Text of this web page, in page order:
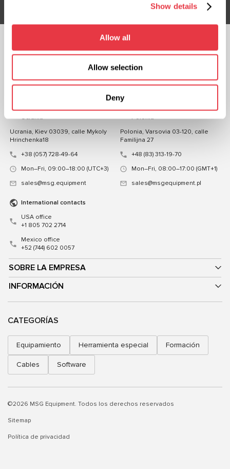
Show details
Allow all
Allow selection
Deny
CHATEA CON
SOBRE LA EMPRESA
INFORMACIÓN
Oficina de representación en
Ucrania
Ucrania, Kiev 03039, calle Mykoly
Hrinchenka18
+38 (057) 728-49-64
Mon–Fri, 09:00–18:00 (UTC+3)
sales@msg.equipment
Oficina de representación en
Polonia
Polonia, Varsovia 03-120, calle
Familijna 27
+48 (83) 313-19-70
Mon–Fri, 08:00–17:00 (GMT+1)
sales@msgequipment.pl
International contacts
USA office
+1 805 702 2714
Mexico office
+52 (744) 602 0057
CATEGORÍAS
Equipamiento Herramienta especial Formación
Cables Software
©2026 MSG Equipment. Todos los derechos reservados
Sitemap
Política de privacidad